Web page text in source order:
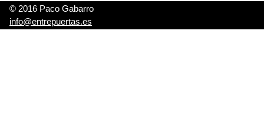
© 2016 Paco Gabarro
info@entrepuertas.es